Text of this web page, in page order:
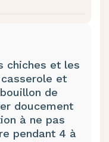
chiches et les
et
de
doucement
à ne pas
pendant 4 à